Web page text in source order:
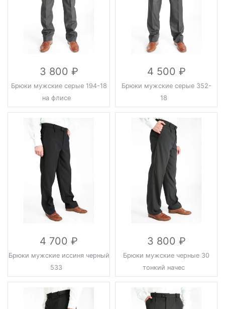
3 800
Брюки мужские серые 194-18
на флисе
4 500
Брюки мужские серые 352-
18
4 700
Брюки мужские иссиня черный
533
3 800
Брюки мужские черные 30
тонкий начес